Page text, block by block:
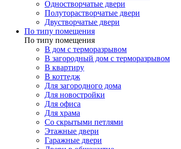
Одностворчатые двери
Полуторастворчатые двери
Двустворчатые двери
По типу помещения
По типу помещения
В дом с терморазрывом
В загородный дом с терморазрывом
В квартиру
В коттедж
Для загородного дома
Для новостройки
Для офиса
Для храма
Со скрытыми петлями
Этажные двери
Гаражные двери